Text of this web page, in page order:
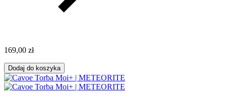
169,00 zł
Dodaj do koszyka